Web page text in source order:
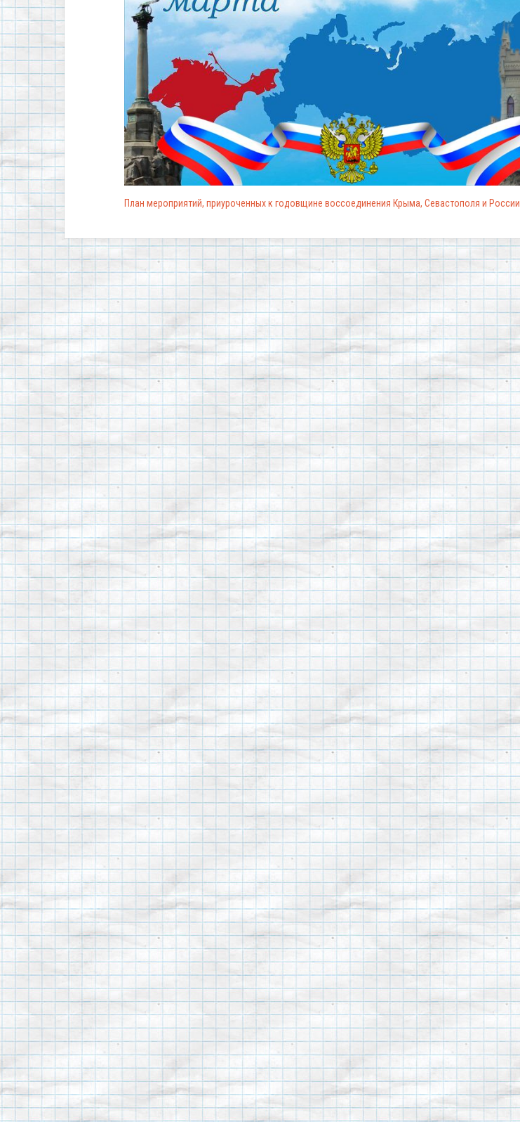
План мероприятий, приуроченных к годовщине воссоединения Крыма, Севастополя и России